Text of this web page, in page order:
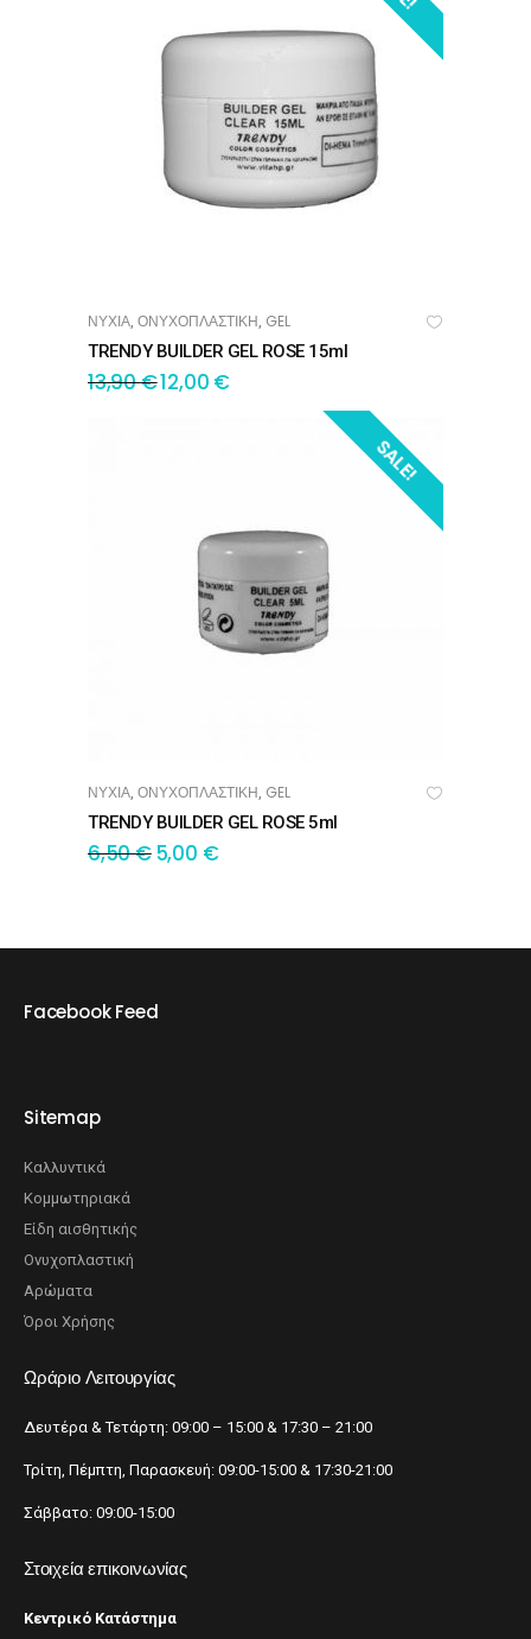
ΠΡΟΣΘΉΚΗ ΣΤΟ ΚΑΛΆΘΙ
ΝΥΧΙΑ, ΟΝΥΧΟΠΛΑΣΤΙΚΗ, GEL
TRENDY BUILDER GEL ROSE 15ml
13,90€12,00 €
SALE!
ΠΡΟΣΘΉΚΗ ΣΤΟ ΚΑΛΆΘΙ
ΝΥΧΙΑ, ΟΝΥΧΟΠΛΑΣΤΙΚΗ, GEL
TRENDY BUILDER GEL ROSE 5ml
6,50€5,00 €
Facebook Feed
Sitemap
Καλλυντικά
Κομμωτηριακά
Είδη αισθητικής
Ονυχοπλαστική
Αρώματα
Όροι Χρήσης
Ωράριο Λειτουργίας
Δευτέρα & Τετάρτη: 09:00 – 15:00 & 17:30 – 21:00
Τρίτη, Πέμπτη, Παρασκευή: 09:00-15:00 & 17:30-21:00
Σάββατο: 09:00-15:00
Στοιχεία επικοινωνίας
Κεντρικό Κατάστημα